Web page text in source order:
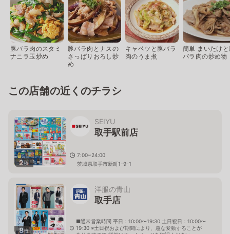
豚バラ肉のスタミ
ナニラ玉炒め
豚バラ肉とナスの
さっぱりおろし炒
め
キャベツと豚バラ
肉のうま煮
簡単 まいたけ
バラ肉の炒め物
この店舗の近くのチラシ
2枚
SEIYU
取手駅前店
7:00~24:00
茨城県取手市新町1-9-1
8枚
洋服の青山
取手店
■通常営業時間 平日：10:00〜19:30 土日祝日：10:00〜
19:30 ※土日祝および期間により、急な変動することが